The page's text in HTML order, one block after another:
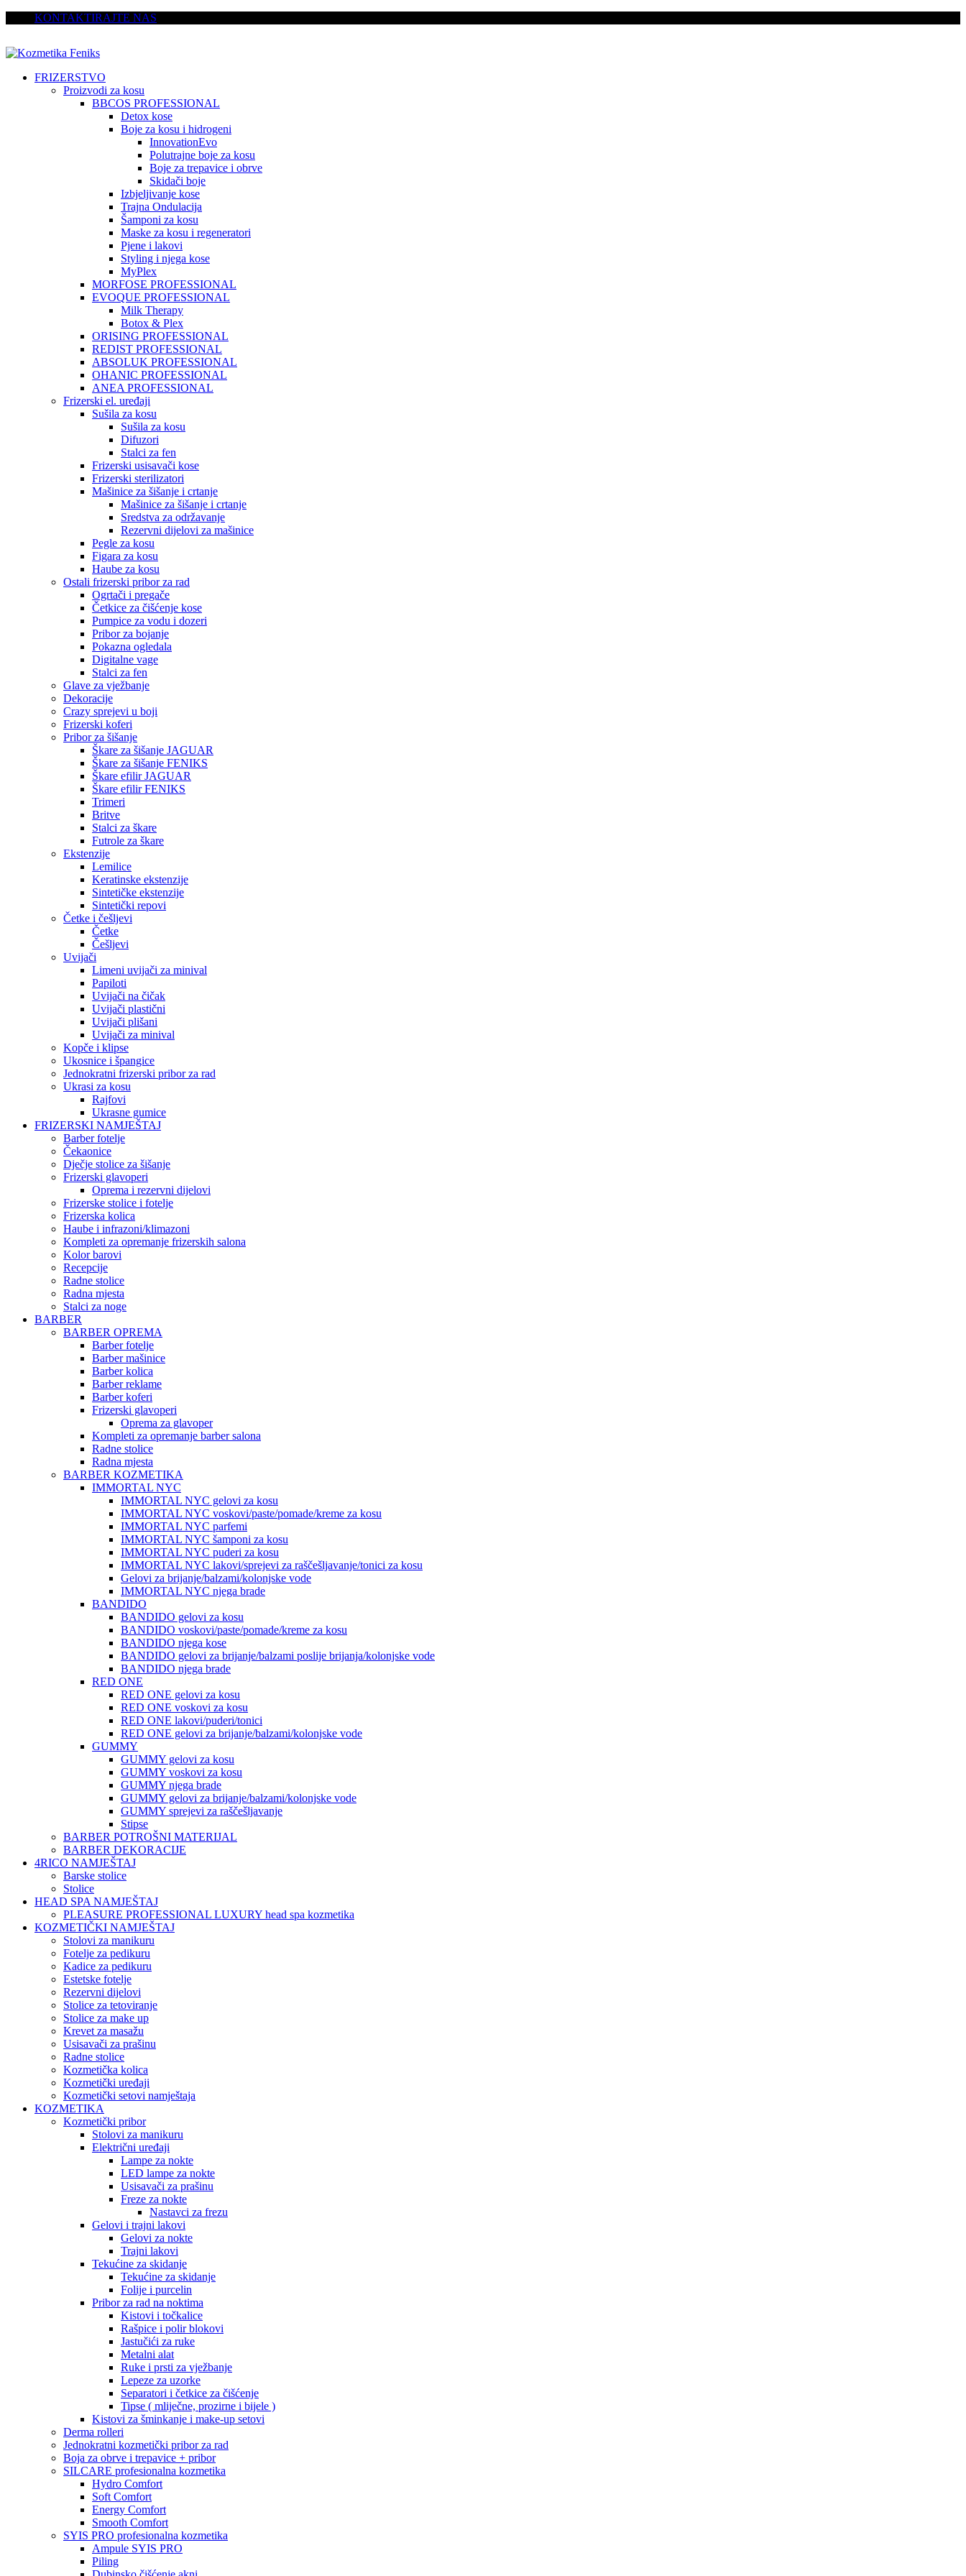
KONTAKTIRAJTE NAS
FRIZERSTVO
Proizvodi za kosu
BBCOS PROFESSIONAL
Detox kose
Boje za kosu i hidrogeni
InnovationEvo
Polutrajne boje za kosu
Boje za trepavice i obrve
Skidači boje
Izbjeljivanje kose
Trajna Ondulacija
Šamponi za kosu
Maske za kosu i regeneratori
Pjene i lakovi
Styling i njega kose
MyPlex
MORFOSE PROFESSIONAL
EVOQUE PROFESSIONAL
Milk Therapy
Botox & Plex
ORISING PROFESSIONAL
REDIST PROFESSIONAL
ABSOLUK PROFESSIONAL
OHANIC PROFESSIONAL
ANEA PROFESSIONAL
Frizerski el. uređaji
Sušila za kosu
Sušila za kosu
Difuzori
Stalci za fen
Frizerski usisavači kose
Frizerski sterilizatori
Mašinice za šišanje i crtanje
Mašinice za šišanje i crtanje
Sredstva za održavanje
Rezervni dijelovi za mašinice
Pegle za kosu
Figara za kosu
Haube za kosu
Ostali frizerski pribor za rad
Ogrtači i pregače
Četkice za čišćenje kose
Pumpice za vodu i dozeri
Pribor za bojanje
Pokazna ogledala
Digitalne vage
Stalci za fen
Glave za vježbanje
Dekoracije
Crazy sprejevi u boji
Frizerski koferi
Pribor za šišanje
Škare za šišanje JAGUAR
Škare za šišanje FENIKS
Škare efilir JAGUAR
Škare efilir FENIKS
Trimeri
Britve
Stalci za škare
Futrole za škare
Ekstenzije
Lemilice
Keratinske ekstenzije
Sintetičke ekstenzije
Sintetički repovi
Četke i češljevi
Četke
Češljevi
Uvijači
Limeni uvijači za minival
Papiloti
Uvijači na čičak
Uvijači plastični
Uvijači plišani
Uvijači za minival
Kopče i klipse
Ukosnice i špangice
Jednokratni frizerski pribor za rad
Ukrasi za kosu
Rajfovi
Ukrasne gumice
FRIZERSKI NAMJEŠTAJ
Barber fotelje
Čekaonice
Dječje stolice za šišanje
Frizerski glavoperi
Oprema i rezervni dijelovi
Frizerske stolice i fotelje
Frizerska kolica
Haube i infrazoni/klimazoni
Kompleti za opremanje frizerskih salona
Kolor barovi
Recepcije
Radne stolice
Radna mjesta
Stalci za noge
BARBER
BARBER OPREMA
Barber fotelje
Barber mašinice
Barber kolica
Barber reklame
Barber koferi
Frizerski glavoperi
Oprema za glavoper
Kompleti za opremanje barber salona
Radne stolice
Radna mjesta
BARBER KOZMETIKA
IMMORTAL NYC
IMMORTAL NYC gelovi za kosu
IMMORTAL NYC voskovi/paste/pomade/kreme za kosu
IMMORTAL NYC parfemi
IMMORTAL NYC šamponi za kosu
IMMORTAL NYC puderi za kosu
IMMORTAL NYC lakovi/sprejevi za raščešljavanje/tonici za kosu
Gelovi za brijanje/balzami/kolonjske vode
IMMORTAL NYC njega brade
BANDIDO
BANDIDO gelovi za kosu
BANDIDO voskovi/paste/pomade/kreme za kosu
BANDIDO njega kose
BANDIDO gelovi za brijanje/balzami poslije brijanja/kolonjske vode
BANDIDO njega brade
RED ONE
RED ONE gelovi za kosu
RED ONE voskovi za kosu
RED ONE lakovi/puderi/tonici
RED ONE gelovi za brijanje/balzami/kolonjske vode
GUMMY
GUMMY gelovi za kosu
GUMMY voskovi za kosu
GUMMY njega brade
GUMMY gelovi za brijanje/balzami/kolonjske vode
GUMMY sprejevi za raščešljavanje
Stipse
BARBER POTROŠNI MATERIJAL
BARBER DEKORACIJE
4RICO NAMJEŠTAJ
Barske stolice
Stolice
HEAD SPA NAMJEŠTAJ
PLEASURE PROFESSIONAL LUXURY head spa kozmetika
KOZMETIČKI NAMJEŠTAJ
Stolovi za manikuru
Fotelje za pedikuru
Kadice za pedikuru
Estetske fotelje
Rezervni dijelovi
Stolice za tetoviranje
Stolice za make up
Krevet za masažu
Usisavači za prašinu
Radne stolice
Kozmetička kolica
Kozmetički uređaji
Kozmetički setovi namještaja
KOZMETIKA
Kozmetički pribor
Stolovi za manikuru
Električni uređaji
Lampe za nokte
LED lampe za nokte
Usisavači za prašinu
Freze za nokte
Nastavci za frezu
Gelovi i trajni lakovi
Gelovi za nokte
Trajni lakovi
Tekućine za skidanje
Tekućine za skidanje
Folije i purcelin
Pribor za rad na noktima
Kistovi i točkalice
Rašpice i polir blokovi
Jastučići za ruke
Metalni alat
Ruke i prsti za vježbanje
Lepeze za uzorke
Separatori i četkice za čišćenje
Tipse ( mliječne, prozirne i bijele )
Kistovi za šminkanje i make-up setovi
Derma rolleri
Jednokratni kozmetički pribor za rad
Boja za obrve i trepavice + pribor
SILCARE profesionalna kozmetika
Hydro Comfort
Soft Comfort
Energy Comfort
Smooth Comfort
SYIS PRO profesionalna kozmetika
Ampule SYIS PRO
Piling